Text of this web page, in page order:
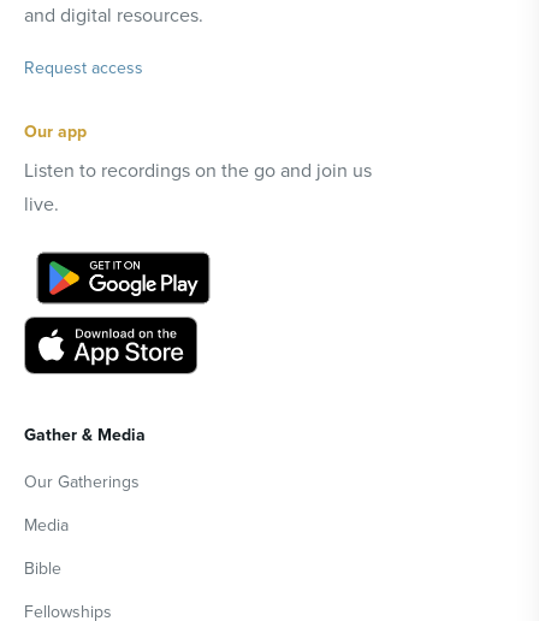
and digital resources.
Request access
Our app
Listen to recordings on the go and join us
live.
Gather & Media
Our Gatherings
Media
Bible
Fellowships